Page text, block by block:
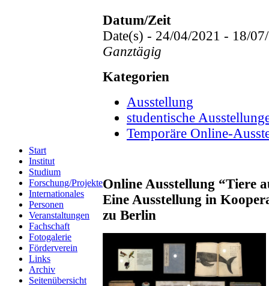
Start
Institut
Studium
Forschung/Projekte
Internationales
Personen
Veranstaltungen
Fachschaft
Fotogalerie
Förderverein
Links
Archiv
Seitenübersicht
Datum/Zeit
Date(s) - 24/04/2021 - 18/
Ganztägig
Kategorien
Ausstellung
studentische
Temporäre Online-
Online Ausstellung “Tiere
Eine Ausstellung in
zu Berlin